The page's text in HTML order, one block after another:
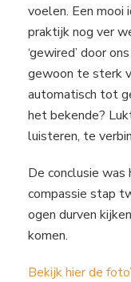
voelen. Een mooi
praktijk nog ver
‘gewired’ door
gewoon te sterk
automatisch tot
het bekende?
luisteren, te
De conclusie
compassie stap
ogen durven
komen.
Bekijk hier de